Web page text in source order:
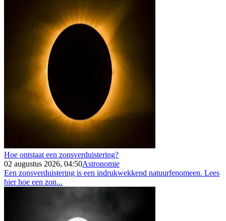
Hoe ontstaat een zonsverduistering?
02 augustus 2026, 04:50Astronomie
Een zonsverduistering is een indrukwekkend natuurfenomeen. Lees
hier hoe een zon...